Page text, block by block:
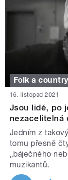
Folk a country
16. listopad 2021
Jsou lidé, po
nezacelitelná
Jedním z
tomu přesně
„báječného
muzikantů.